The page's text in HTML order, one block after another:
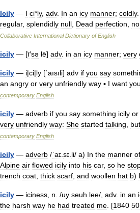
Icily — I ci*ly, adv. In an icy manner; coldly
regular, splendidly null Dead perfection no
Collaborative International Dictionary of English
icily — [ī′sə lē] adv. in an icy manner; very
icily — i|ci|ly [ˈaısıli] adv if you say
an angry or very unfriendly way ▪ I want you
contemporary English
icily — adverb if you say something icily or
very unfriendly way: She started talking but
contemporary English
icily — adverb /ˈaɪ sɪ li/ a) In the manner of
Alpine air flowed icily into his car, so he
trench coat thick scarf and woollen hat b)
icily — iciness n . /uy seuh lee/, adv. in an
the harsh way he had treated me . [1840 50